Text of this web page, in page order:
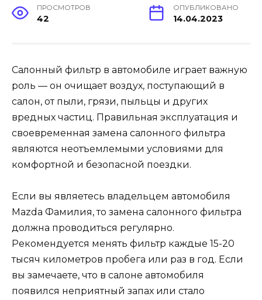
ПРОСМОТРОВ
42
ОПУБЛИКОВАНО
14.04.2023
Салонный фильтр в автомобиле играет важную
роль — он очищает воздух, поступающий в
салон, от пыли, грязи, пыльцы и других
вредных частиц. Правильная эксплуатация и
своевременная замена салонного фильтра
являются неотъемлемыми условиями для
комфортной и безопасной поездки.
Если вы являетесь владельцем автомобиля
Mazda Фамилия, то замена салонного фильтра
должна проводиться регулярно.
Рекомендуется менять фильтр каждые 15-20
тысяч километров пробега или раз в год. Если
вы замечаете, что в салоне автомобиля
появился неприятный запах или стало